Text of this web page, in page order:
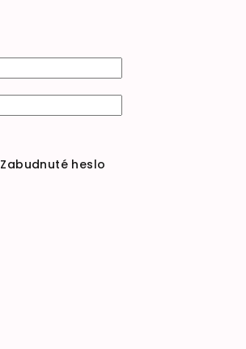
Zabudnuté heslo